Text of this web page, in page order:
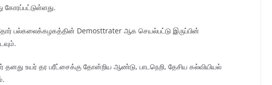
கோரப்பட்டுள்ளது.
பல்கலைக்கழகத்தின் Demosttrater ஆக செயல்பட்டு இருப்பின்
தனது உயர் தர பரீட்சைக்கு தோன்றிய ஆண்டு, பாடநெறி, தேசிய கல்வியியல்